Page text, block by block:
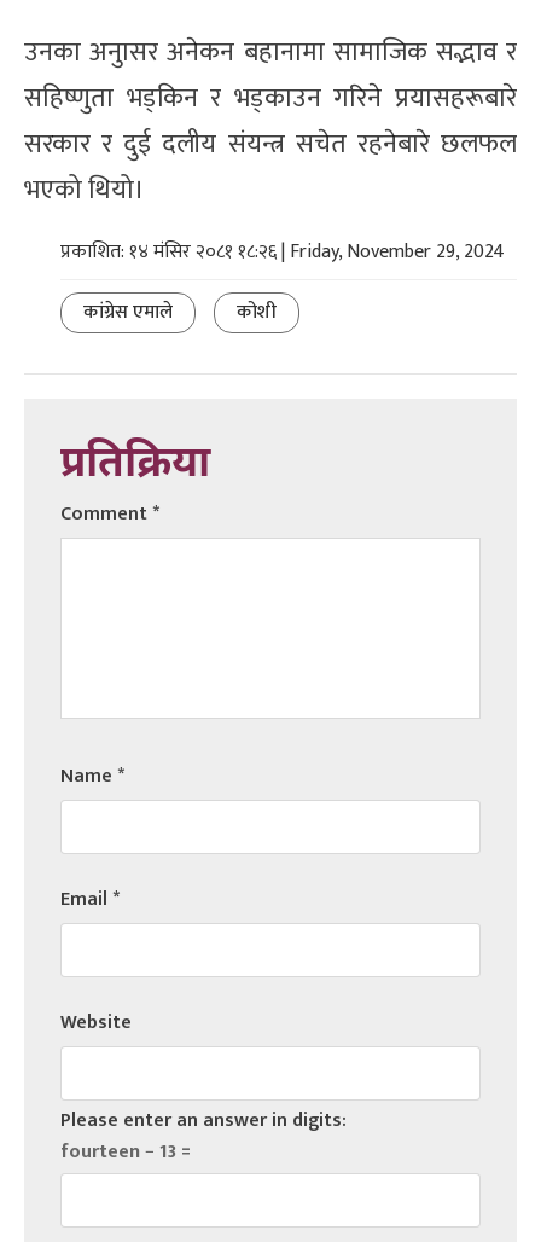
उनका अनुासर अनेकन बहानामा सामाजिक सद्भाव र
सहिष्णुता भड्किन र भड्काउन गरिने प्रयासहरूबारे
सरकार र दुई दलीय संयन्त्र सचेत रहनेबारे छलफल
भएको थियो।
प्रकाशित: १४ मंसिर २०८१ १८:२६ | Friday, November 29, 2024
कांग्रेस एमाले
कोशी
प्रतिक्रिया
Comment*
Name*
Email*
Website
Please enter an answer in digits:
fourteen − 13 =